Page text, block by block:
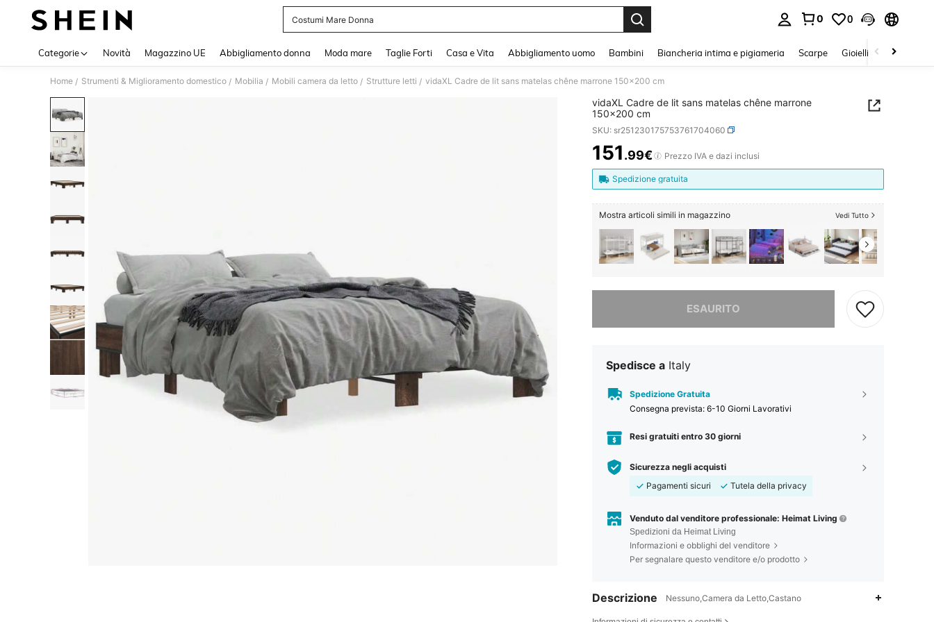
Costumi Mare Donna
0 0
Categorie Novità Magazzino UE Abbigliamento donna Moda mare Taglie Forti Casa e Vita Abbigliamento uomo Bambini Biancheria intima e pigiameria Scarpe Gioielli E Accessori
Home / Strumenti & Miglioramento domestico / Mobilia / Mobili camera da letto / Strutture letti / vidaXL Cadre de lit sans matelas chêne marrone 150x200 cm
vidaXL Cadre de lit sans matelas chêne marrone
150x200 cm
SKU: sr251230175753761704060
PRICE AND AVAILABILITY
151.99€ Prezzo IVA e dazi inclusi
Spedizione gratuita
Mostra articoli simili in magazzino Vedi Tutto
ESAURITO
Ci dispiace, questo prodotto è esaurito
Spedisce a Italy
Spedizione Gratuita
Consegna prevista: 6-10 Giorni Lavorativi
Resi gratuiti entro 30 giorni
Sicurezza negli acquisti
Pagamenti sicuri
Tutela della privacy
Venduto dal venditore professionale: Heimat Living
Spedizioni da Heimat Living
Informazioni e obblighi del venditore
Per segnalare questo venditore e/o prodotto
Descrizione Nessuno,Camera da Letto,Castano